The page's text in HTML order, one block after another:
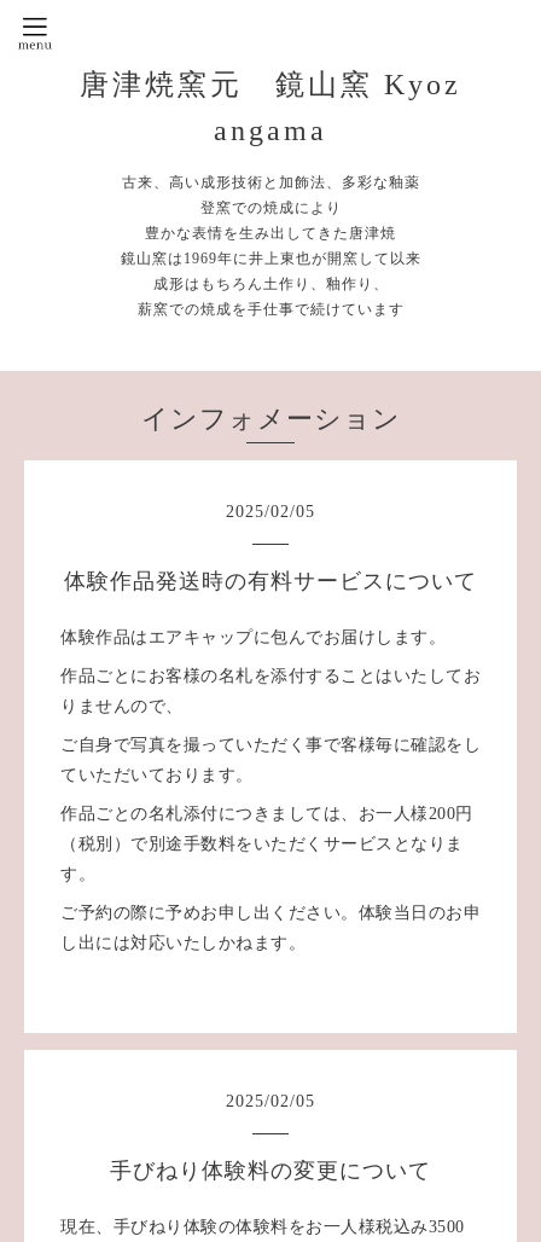
唐津焼窯元 鏡山窯 Kyoz
angama
古来、高い成形技術と加飾法、多彩な釉薬
登窯での焼成により
豊かな表情を生み出してきた唐津焼
鏡山窯は1969年に井上東也が開窯して以来
成形はもちろん土作り、釉作り、
薪窯での焼成を手仕事で続けています
インフォメーション
2025/02/05
体験作品発送時の有料サービスについて
体験作品はエアキャップに包んでお届けします。
作品ごとにお客様の名札を添付することはいたしてお
りませんので、
ご自身で写真を撮っていただく事で客様毎に確認をし
ていただいております。
作品ごとの名札添付につきましては、お一人様200円
（税別）で別途手数料をいただくサービスとなりま
す。
ご予約の際に予めお申し出ください。体験当日のお申
し出には対応いたしかねます。
2025/02/05
手びねり体験料の変更について
現在、手びねり体験の体験料をお一人様税込み3500